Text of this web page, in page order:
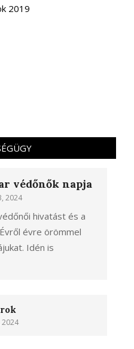
2019
védőnők napja
2024
hivatást és a
évre örömmel
Idén is
2024